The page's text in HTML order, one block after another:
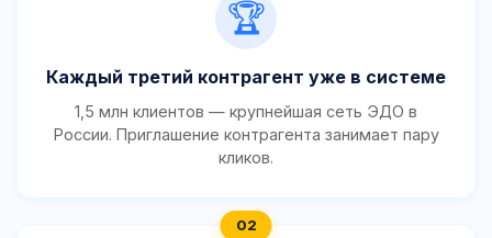
🏆
Каждый третий контрагент уже в системе
1,5 млн клиентов — крупнейшая сеть ЭДО в
России. Приглашение контрагента занимает пару
кликов.